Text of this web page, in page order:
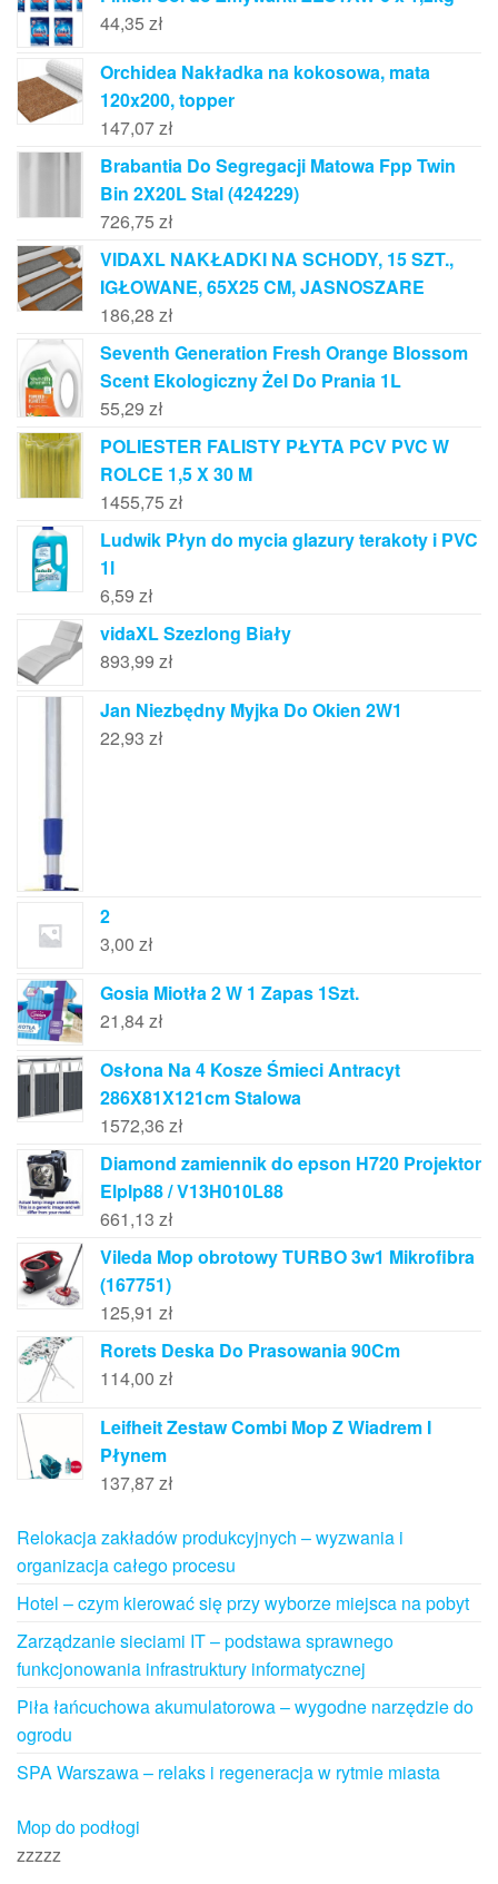
44,35 zł
Orchidea Nakładka na kokosowa, mata
120x200, topper
147,07zł
Brabantia Do Segregacji Matowa Fpp Twin
Bin 2X20L Stal (424229)
726,75 zł
VIDAXL NAKŁADKI NA SCHODY, 15 SZT.,
IGŁOWANE, 65X25 CM, JASNOSZARE
186,28 zł
Seventh Generation Fresh Orange Blossom
Scent Ekologiczny Żel Do Prania 1L
55,29 zł
POLIESTER FALISTY PŁYTA PCV PVC W
ROLCE 1,5 X 30 M
1455,75 zł
Ludwik Płyn do mycia glazury terakoty i PVC
1l
6,59 zł
vidaXL Szezlong Biały
893,99 zł
Jan Niezbędny Myjka Do Okien 2W1
22,93 zł
2
3,00 zł
Gosia Miotła 2 W 1 Zapas 1Szt.
21,84zł
Osłona Na 4 Kosze Śmieci Antracyt
286X81X121cm Stalowa
1572,36 zł
Diamond zamiennik do epson H720 Projektor
Elplp88 / V13H010L88
661,13 zł
Vileda Mop obrotowy TURBO 3w1 Mikrofibra
(167751)
125,91 zł
Rorets Deska Do Prasowania 90Cm
114,00 zł
Leifheit Zestaw Combi Mop Z Wiadrem I
Płynem
137,87zł
Relokacja zakładów produkcyjnych – wyzwania i
organizacja całego procesu
Hotel – czym kierować się przy wyborze miejsca na pobyt
Zarządzanie sieciami IT – podstawa sprawnego
funkcjonowania infrastruktury informatycznej
Piła łańcuchowa akumulatorowa – wygodne narzędzie do
ogrodu
SPA Warszawa – relaks i regeneracja w rytmie miasta
Mop do podłogi
zzzzz